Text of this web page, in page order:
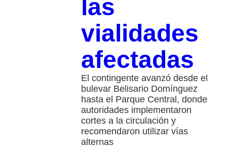
las
vialidades
afectadas
El contingente avanzó desde el
bulevar Belisario Domínguez
hasta el Parque Central, donde
autoridades implementaron
cortes a la circulación y
recomendaron utilizar vías
alternas